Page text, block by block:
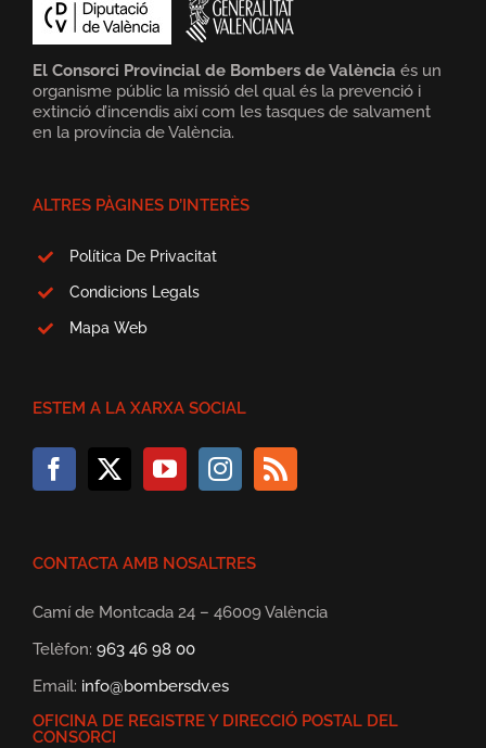
El Consorci Provincial de Bombers de València és un
organisme públic la missió del qual és la prevenció i
extinció d’incendis així com les tasques de salvament
en la província de València.
ALTRES PÀGINES D’INTERÈS
Política De Privacitat
Condicions Legals
Mapa Web
ESTEM A LA XARXA SOCIAL
CONTACTA AMB NOSALTRES
Camí de Montcada 24 – 46009 València
Telèfon: 963 46 98 00
Email: info@bombersdv.es
OFICINA DE REGISTRE Y DIRECCIÓ POSTAL DEL
CONSORCI